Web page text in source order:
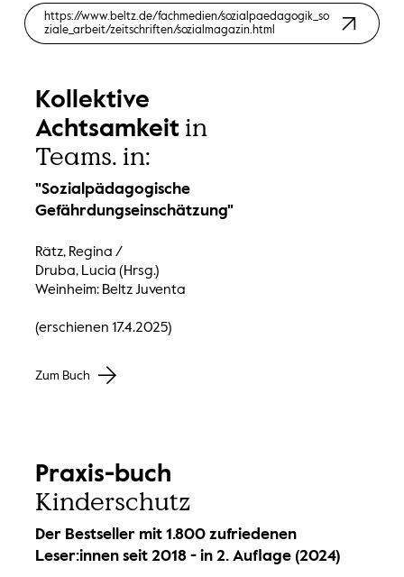
https://www.beltz.de/fachmedien/sozialpaedagogik_so
ziale_arbeit/zeitschriften/sozialmagazin.html
Kollektive
Achtsamkeit in
Teams. in:
"Sozialpädagogische
Gefährdungseinschätzung"
Rätz, Regina /
Druba, Lucia (Hrsg.)
Weinheim: Beltz Juventa
(erschienen 17.4.2025)
Zum Buch
Praxis-buch
Kinderschutz
Der Bestseller mit 1.800 zufriedenen
Leser:innen seit 2018 - in 2. Auflage (2024)